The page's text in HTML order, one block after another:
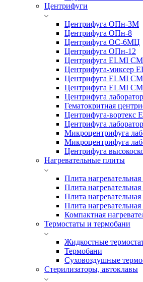
Центрифуги
Центрифуга ОПн-3М
Центрифуга ОПн-8
Центрифуга ОС-6МЦ
Центрифуга ОПн-12
Центрифуга ELMI
Центрифуга-миксер
Центрифуга ELMI
Центрифуга ELMI
Центрифуга
Гематокритная
Центрифуга-вортекс
Центрифуга
Микроцентрифуга
Микроцентрифуга
Центрифуга
Нагревательные плиты
Плита
Плита
Плита
Плита
Компактная
Термостаты и термобани
Жидкостные
Термобани
Суховоздушные
Стерилизаторы, автоклавы